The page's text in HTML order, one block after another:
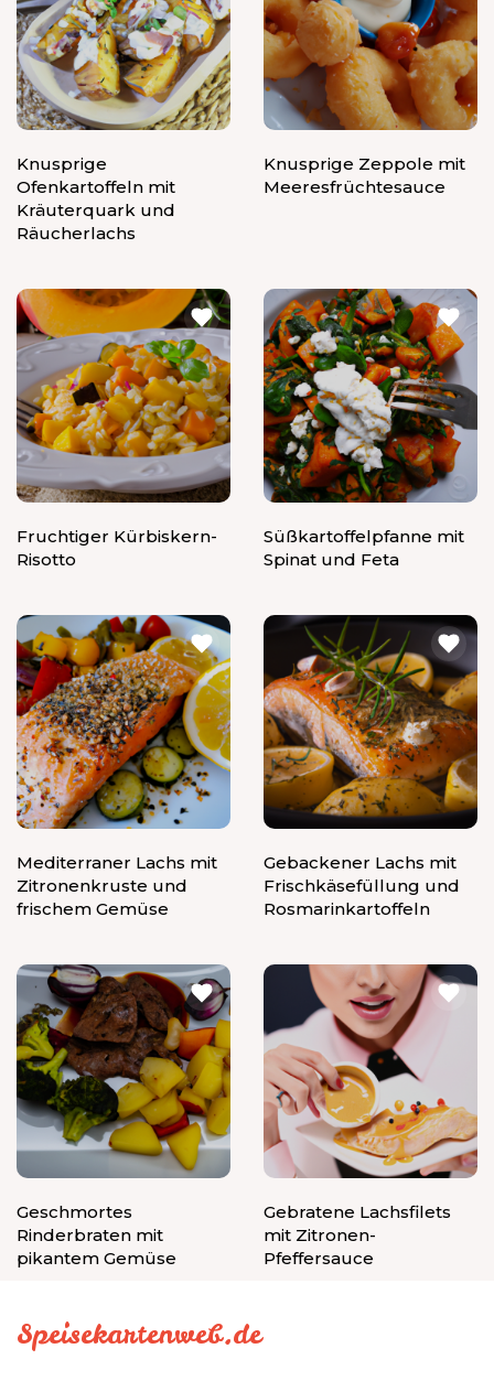
Knusprige
Ofenkartoffeln mit
Kräuterquark und
Räucherlachs
Knusprige Zeppole mit
Meeresfrüchtesauce
Fruchtiger Kürbiskern-
Risotto
Süßkartoffelpfanne mit
Spinat und Feta
Mediterraner Lachs mit
Zitronenkruste und
frischem Gemüse
Gebackener Lachs mit
Frischkäsefüllung und
Rosmarinkartoffeln
Geschmortes
Rinderbraten mit
pikantem Gemüse
Gebratene Lachsfilets
mit Zitronen-
Pfeffersauce
Speisekartenweb.de